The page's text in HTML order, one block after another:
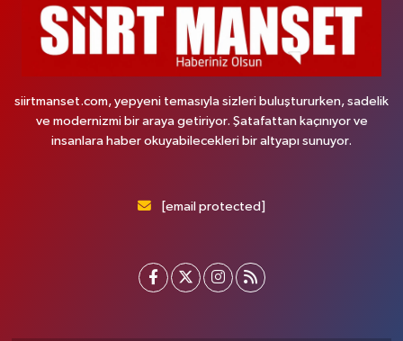
siirtmanset.com, yepyeni temasıyla sizleri buluştururken, sadelik
ve modernizmi bir araya getiriyor. Şatafattan kaçınıyor ve
insanlara haber okuyabilecekleri bir altyapı sunuyor.
[email protected]